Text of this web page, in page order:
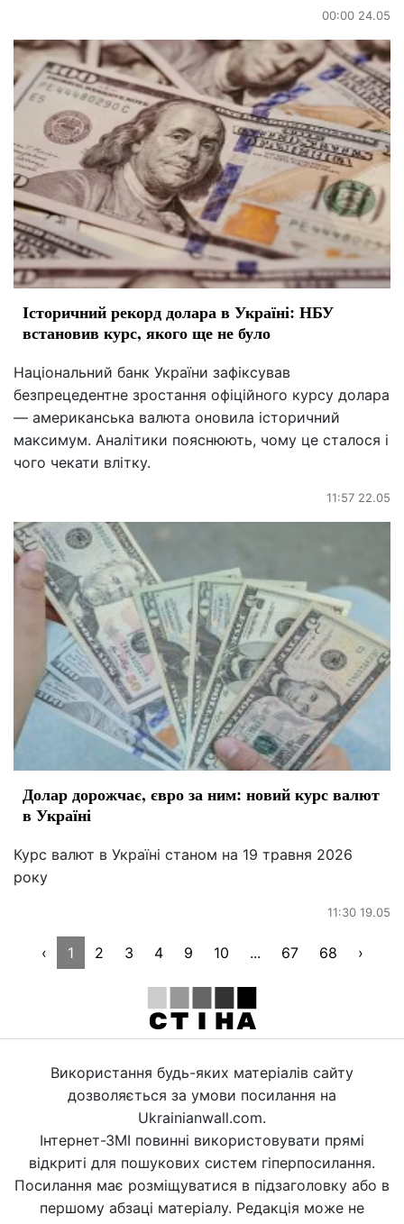
00:00 24.05
Історичний рекорд долара в Україні: НБУ
встановив курс, якого ще не було
Національний банк України зафіксував
безпрецедентне зростання офіційного курсу долара
— американська валюта оновила історичний
максимум. Аналітики пояснюють, чому це сталося і
чого чекати влітку.
11:57 22.05
Долар дорожчає, євро за ним: новий курс валют
в Україні
Курс валют в Україні станом на 19 травня 2026
року
11:30 19.05
‹ 1 2 3 4 9 10 ... 67 68 ›
Використання будь-яких матеріалів сайту
дозволяється за умови посилання на
Ukrainianwall.com.
Інтернет-ЗМІ повинні використовувати прямі
відкриті для пошукових систем гіперпосилання.
Посилання має розміщуватися в підзаголовку або в
першому абзаці матеріалу. Редакція може не